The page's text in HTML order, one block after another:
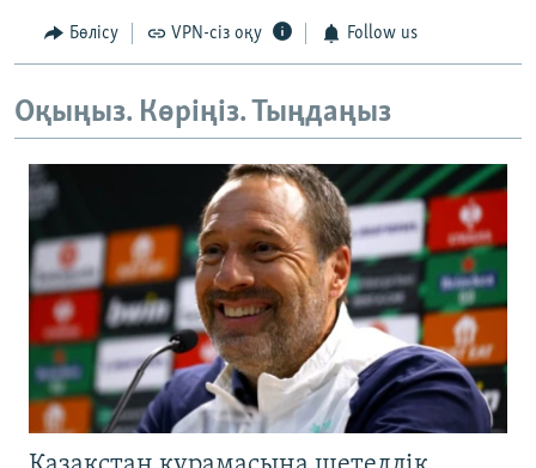
Бөлісу VPN-сіз оқу Follow us
Оқыңыз. Көріңіз. Тыңдаңыз